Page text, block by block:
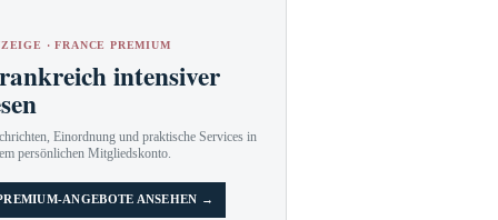
· FRANCE PREMIUM
intensiver
Einordnung und praktische Services in
persönlichen Mitgliedskonto.
ANGEBOTE ANSEHEN →